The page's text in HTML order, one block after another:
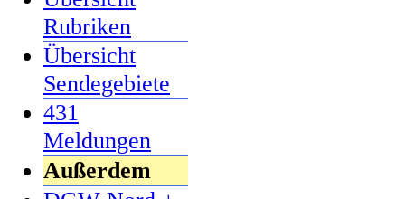
Rubriken
Übersicht
Sendegebiete
431
Meldungen
Außerdem